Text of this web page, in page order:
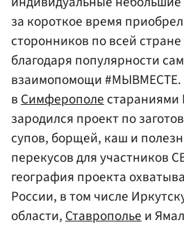
за короткое время
сторонников по всей
благодаря популярности
взаимопомощи
вСимферополе
зародился проект по
супов, борщей, каш и
перекусов для участников
география проекта
России, в том числе
области,Ставропольеи